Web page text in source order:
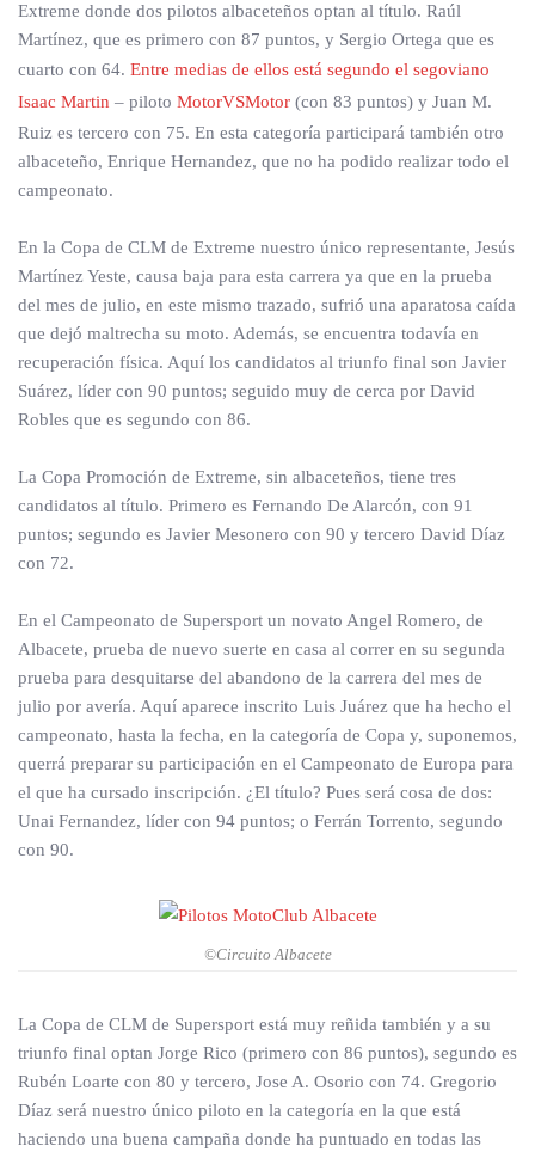
Extreme donde dos pilotos albaceteños optan al título. Raúl
Martínez, que es primero con 87 puntos, y Sergio Ortega que es
cuarto con 64. Entre medias de ellos está segundo el segoviano
Isaac Martin – piloto MotorVSMotor (con 83 puntos) y Juan M.
Ruiz es tercero con 75. En esta categoría participará también otro
albaceteño, Enrique Hernandez, que no ha podido realizar todo el
campeonato.
En la Copa de CLM de Extreme nuestro único representante, Jesús
Martínez Yeste, causa baja para esta carrera ya que en la prueba
del mes de julio, en este mismo trazado, sufrió una aparatosa caída
que dejó maltrecha su moto. Además, se encuentra todavía en
recuperación física. Aquí los candidatos al triunfo final son Javier
Suárez, líder con 90 puntos; seguido muy de cerca por David
Robles que es segundo con 86.
La Copa Promoción de Extreme, sin albaceteños, tiene tres
candidatos al título. Primero es Fernando De Alarcón, con 91
puntos; segundo es Javier Mesonero con 90 y tercero David Díaz
con 72.
En el Campeonato de Supersport un novato Angel Romero, de
Albacete, prueba de nuevo suerte en casa al correr en su segunda
prueba para desquitarse del abandono de la carrera del mes de
julio por avería. Aquí aparece inscrito Luis Juárez que ha hecho el
campeonato, hasta la fecha, en la categoría de Copa y, suponemos,
querrá preparar su participación en el Campeonato de Europa para
el que ha cursado inscripción. ¿El título? Pues será cosa de dos:
Unai Fernandez, líder con 94 puntos; o Ferrán Torrento, segundo
con 90.
©Circuito Albacete
La Copa de CLM de Supersport está muy reñida también y a su
triunfo final optan Jorge Rico (primero con 86 puntos), segundo es
Rubén Loarte con 80 y tercero, Jose A. Osorio con 74. Gregorio
Díaz será nuestro único piloto en la categoría en la que está
haciendo una buena campaña donde ha puntuado en todas las